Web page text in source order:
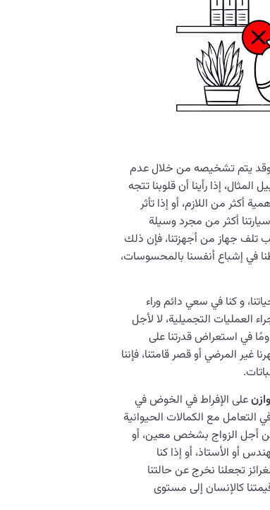
وقد يتم تشخيصه من خلال عدم
إذا رأينا أن قلوبنا تتجه
أكثر من اللازم، أو إذا تأثر
أكثر من مجرد وسيلة
تلف جهاز من أجهزتنا، فإن ذلك
في إشباع أنفسنا بالمحسوسات،
و كنا في سعي دائم وراء
العمليات التجميلية، لا لأجل
في استعراض قدرتنا على
غير المرضي أو قصر قامتنا، فإننا
على الإفراط في الخوض في
التعامل مع الكمالات الحيوانية
من أجل الزواج بشخص معين، أو
أو الأستاذ، أو إذا كنا
تجعلنا نخرج عن حالتنا
كالإنسان إلى مستوى